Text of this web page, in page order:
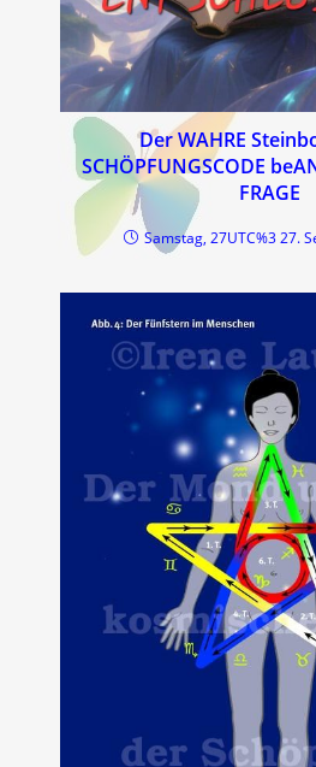
Der WAHRE
SCHÖPFUNGSCODE
FRAGE
Samstag, 27UTC%3 27.